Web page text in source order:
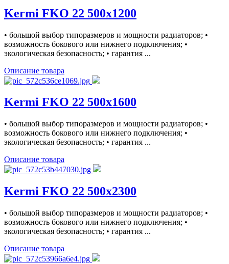
Kermi FKO 22 500x1200
• большой выбор типоразмеров и мощности радиаторов; •
возможность бокового или нижнего подключения; •
экологическая безопасность; • гарантия ...
Описание товара
Kermi FKO 22 500x1600
• большой выбор типоразмеров и мощности радиаторов; •
возможность бокового или нижнего подключения; •
экологическая безопасность; • гарантия ...
Описание товара
Kermi FKO 22 500x2300
• большой выбор типоразмеров и мощности радиаторов; •
возможность бокового или нижнего подключения; •
экологическая безопасность; • гарантия ...
Описание товара